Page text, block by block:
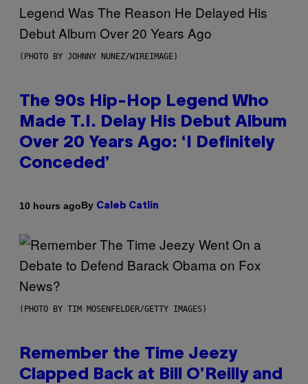
(PHOTO BY JOHNNY NUNEZ/WIREIMAGE)
The 90s Hip-Hop Legend Who
Made T.I. Delay His Debut Album
Over 20 Years Ago: ‘I Definitely
Conceded’
10 hours agoBy Caleb Catlin
(PHOTO BY TIM MOSENFELDER/GETTY IMAGES)
Remember the Time Jeezy
Clapped Back at Bill O’Reilly and